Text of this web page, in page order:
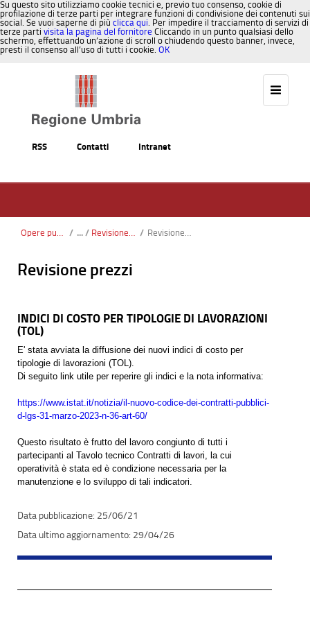
Su questo sito utilizziamo cookie tecnici e, previo tuo consenso, cookie di
profilazione di terze parti per integrare funzioni di condivisione dei contenuti sui
social. Se vuoi saperne di più clicca qui. Per impedire il tracciamento di servizi di
terze parti visita la pagina del fornitore Cliccando in un punto qualsiasi dello
schermo, effettuando un’azione di scroll o chiudendo questo banner, invece,
presti il consenso all’uso di tutti i cookie. OK
RSS Contatti Intranet
Opere pubbliche / Revisione prezzi / Revisione prezzi
Revisione prezzi
INDICI DI COSTO PER TIPOLOGIE DI LAVORAZIONI
(TOL)
E' stata avviata la diffusione dei nuovi indici di costo per
tipologie di lavorazioni (TOL).
Di seguito link utile per reperire gli indici e la nota informativa:
https://www.istat.it/notizia/il-nuovo-codice-dei-contratti-pubblici-
d-lgs-31-marzo-2023-n-36-art-60/
Questo risultato è frutto del lavoro congiunto di tutti i
partecipanti al Tavolo tecnico Contratti di lavori, la cui
operatività è stata ed è condizione necessaria per la
manutenzione e lo sviluppo di tali indicatori.
25/06/21
29/04/26